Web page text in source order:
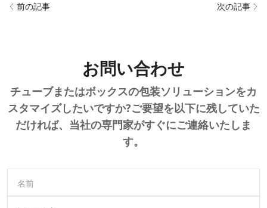
前の記事 次の記事
お問い合わせ
チューブまたはボックスの包装ソリューションをカ
スタマイズしたいですか?ご要望を以下に残していた
だければ、当社の専門家がすぐにご連絡いたしま
す。
名前